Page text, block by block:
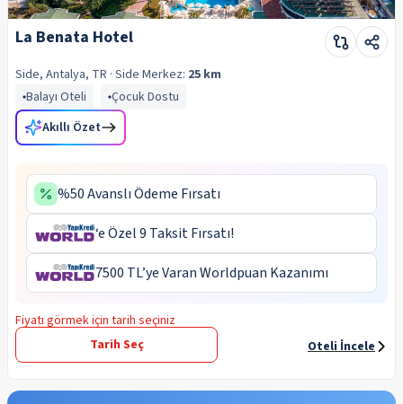
La Benata Hotel
Side, Antalya, TR · Side Merkez: 25 km
Balayı Oteli
Çocuk Dostu
Akıllı Özet
%50 Avanslı Ödeme Fırsatı
‘e Özel 9 Taksit Fırsatı!
7500 TL’ye Varan Worldpuan Kazanımı
Fiyatı görmek için tarih seçiniz
Tarih Seç
Oteli İncele